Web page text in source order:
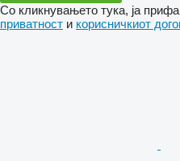
Со кликнувањето тука, ја
приватност и корисничкиот